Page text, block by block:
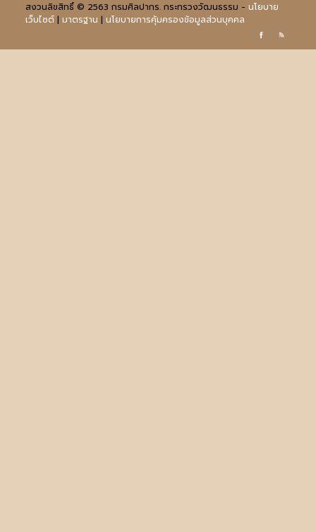
สงวนลิขสิทธิ์ © 2563 กรมศิลปากร. กระทรวงวัฒนธรรม - นโยบาย
เว็บไซต์| มาตรฐาน | นโยบายการคุ้มครองข้อมูลส่วนบุคคล